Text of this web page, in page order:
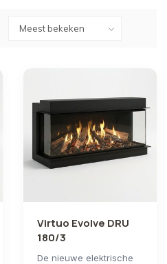
Virtuo Evolve DRU
180/3
De nieuwe elektrische